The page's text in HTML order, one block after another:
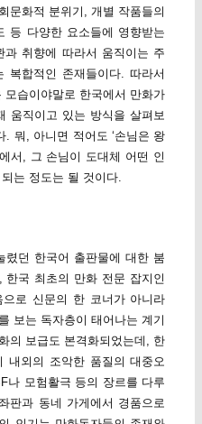
문화적 분위기, 개별 작품들의
등 다양한 요소들에 영향받는
과 취향에 따라서 움직이는 주
복합적인 존재들이다. 따라서
습이야말로 한국에서 만화가
움직이고 있는 방식을 살펴보
뭐, 아니면 적어도 ‘손님은 왕
서, 그 손님이 도대체 어떤 인
는 정도는 될 것이다.
렸던 한국어 출판물에 대한 붐
한국 최초의 만화 전문 잡지인
로 신문의 한 코너가 아니라
보는 독자층이 태어나는 계기
의 보급도 본격화되었는데, 한
내외의 조악한 품질의 대중오
나 모험활극 등의 장르를 다루
판과 동네 가게에서 경품으로